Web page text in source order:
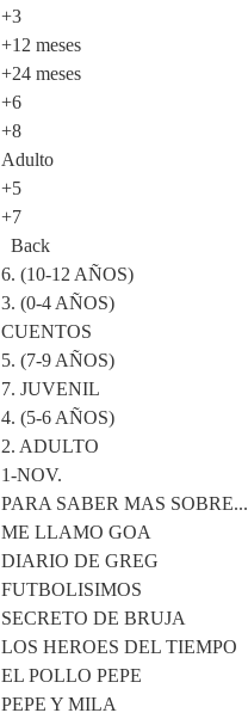
+3
+12 meses
+24 meses
+6
+8
Adulto
+5
+7
Back
6. (10-12 AÑOS)
3. (0-4 AÑOS)
CUENTOS
5. (7-9 AÑOS)
7. JUVENIL
4. (5-6 AÑOS)
2. ADULTO
1-NOV.
PARA SABER MAS SOBRE...
ME LLAMO GOA
DIARIO DE GREG
FUTBOLISIMOS
SECRETO DE BRUJA
LOS HEROES DEL TIEMPO
EL POLLO PEPE
PEPE Y MILA